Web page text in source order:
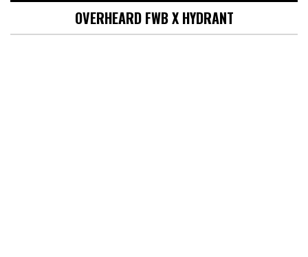
OVERHEARD FWB X HYDRANT